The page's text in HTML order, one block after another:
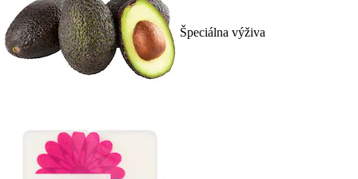
Špeciálna výživa